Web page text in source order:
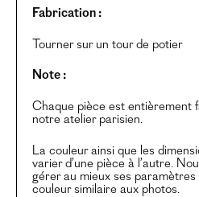
Fabrication :
Tourner sur un tour de potier
Note :
Chaque pièce est entièrement
notre atelier parisien.
La couleur ainsi que les
varier d’une pièce à l’autre.
gérer au mieux ses
couleur similaire aux photos.